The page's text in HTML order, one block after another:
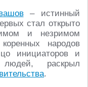
– истинный
стал открыто
и незримом
народов
инициаторов и
людей, раскрыл
.